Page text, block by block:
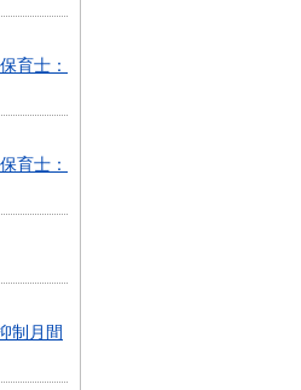
育士：
育士：
制月間